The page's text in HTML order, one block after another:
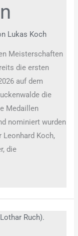
Lukas Koch
Meisterschaften
die ersten
auf dem
die
Medaillen
nominiert wurden
Leonhard Koch,
die